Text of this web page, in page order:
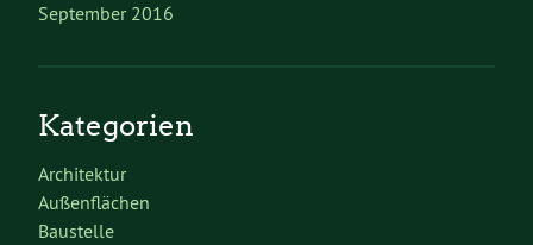
September 2016
Kategorien
Architektur
Außenflächen
Baustelle